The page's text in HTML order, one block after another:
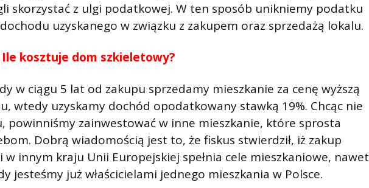
skorzystać z ulgi podatkowej. W ten sposób unikniemy podatku
uzyskanego w związku z zakupem oraz sprzedażą lokalu.
Ile kosztuje dom szkieletowy?
w ciągu 5 lat od zakupu sprzedamy mieszkanie za cenę wyższą
wtedy uzyskamy dochód opodatkowany stawką 19%. Chcąc nie
powinniśmy zainwestować w inne mieszkanie, które sprosta
Dobrą wiadomością jest to, że fiskus stwierdził, iż zakup
w innym kraju Unii Europejskiej spełnia cele mieszkaniowe, nawet
jesteśmy już właścicielami jednego mieszkania w Polsce.